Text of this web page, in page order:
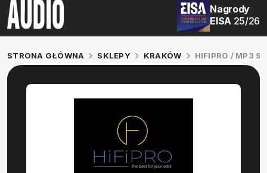
Nagrody
EISA 25/26
STRONA GŁÓWNA SKLEPY KRAKÓW HIFIPRO / MP3